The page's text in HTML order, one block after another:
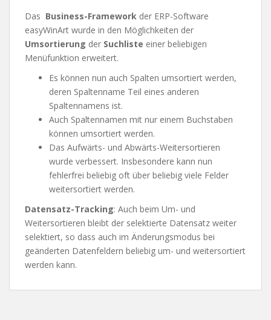
Das Business-Framework der ERP-Software
easyWinArt wurde in den Möglichkeiten der
Umsortierung der Suchliste einer beliebigen
Menüfunktion erweitert.
Es können nun auch Spalten umsortiert werden,
deren Spaltenname Teil eines anderen
Spaltennamens ist.
Auch Spaltennamen mit nur einem Buchstaben
können umsortiert werden.
Das Aufwärts- und Abwärts-Weitersortieren
wurde verbessert. Insbesondere kann nun
fehlerfrei beliebig oft über beliebig viele Felder
weitersortiert werden.
Datensatz-Tracking: Auch beim Um- und
Weitersortieren bleibt der selektierte Datensatz weiter
selektiert, so dass auch im Änderungsmodus bei
geänderten Datenfeldern beliebig um- und weitersortiert
werden kann.